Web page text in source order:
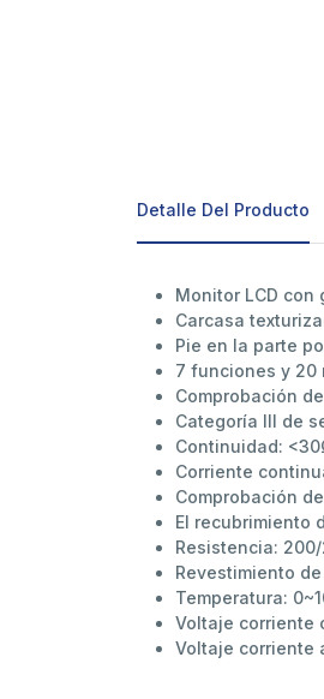
Detalle Del Producto
Monitor LCD con
Carcasa
Pie en la parte
7 funciones y 20
Comprobación
Categoría III de
Continuidad:
Corriente
Comprobación
El recubrimiento
Resistencia:
Revestimiento
Temperatura:
Voltaje corriente
Voltaje corriente